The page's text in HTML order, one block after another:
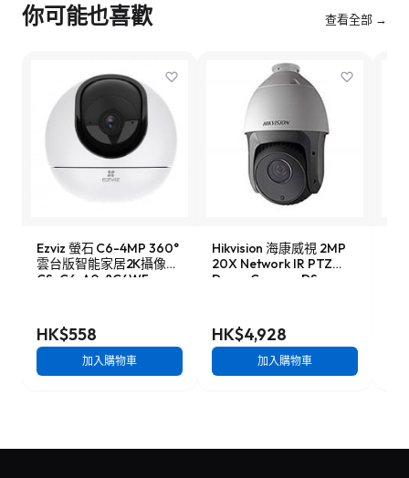
你可能也喜歡 查看全部 →
Ezviz 螢石 C6-4MP 360°
雲台版智能家居2K攝像頭
CS-C6-A0-8C4WF
HK$558
加入購物車
Hikvision 海康威視 2MP
20X Network IR PTZ
Dome Camera DS-
HK$4,928
加入購物車